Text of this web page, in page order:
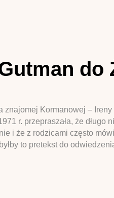
do
znajomej Kormanowej –
r. przepraszała, że długo
i że z rodzicami często
to pretekst do